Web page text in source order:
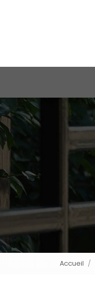
Accueil